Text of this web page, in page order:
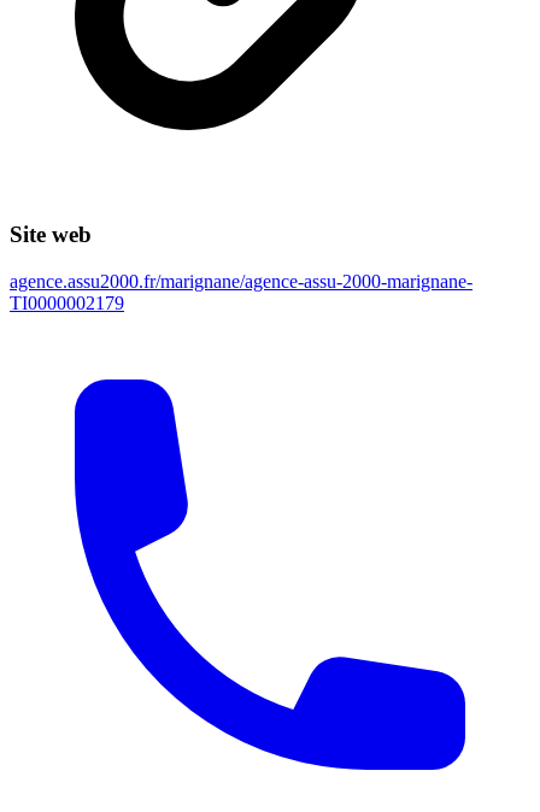
Site web
agence.assu2000.fr/marignane/agence-assu-2000-marignane-
TI0000002179